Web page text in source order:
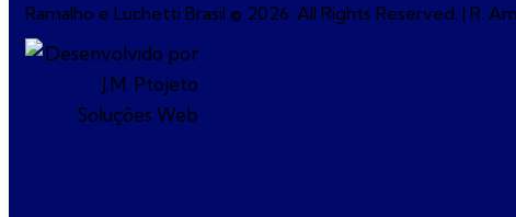
Ramalho e Luchetti Brasil © 2026. All Rights Reserved. | R.